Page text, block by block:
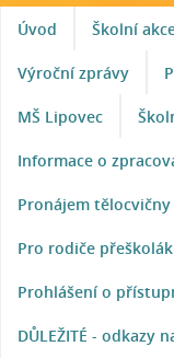
Úvod Školní
Výroční zprávy
MŠ Lipovec
Informace o
Pronájem tělocvičny
Pro rodiče
Prohlášení o
DŮLEŽITÉ - odkazy